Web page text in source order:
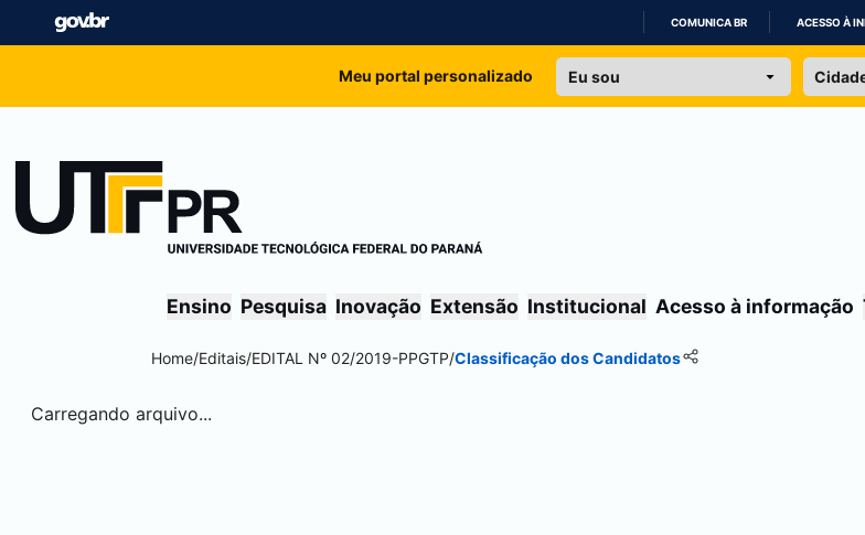
IR
COMUNICA BR ACESSO À
Meu portal personalizado
Ensino Pesquisa Inovação Extensão Institucional Acesso à informação
Home/Editais/EDITAL Nº 02/2019-PPGTP/Classificação dos Candidatos
Carregando arquivo...